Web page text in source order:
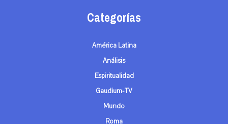
Categorías
América Latina
Análisis
Espiritualidad
Gaudium-TV
Mundo
Roma